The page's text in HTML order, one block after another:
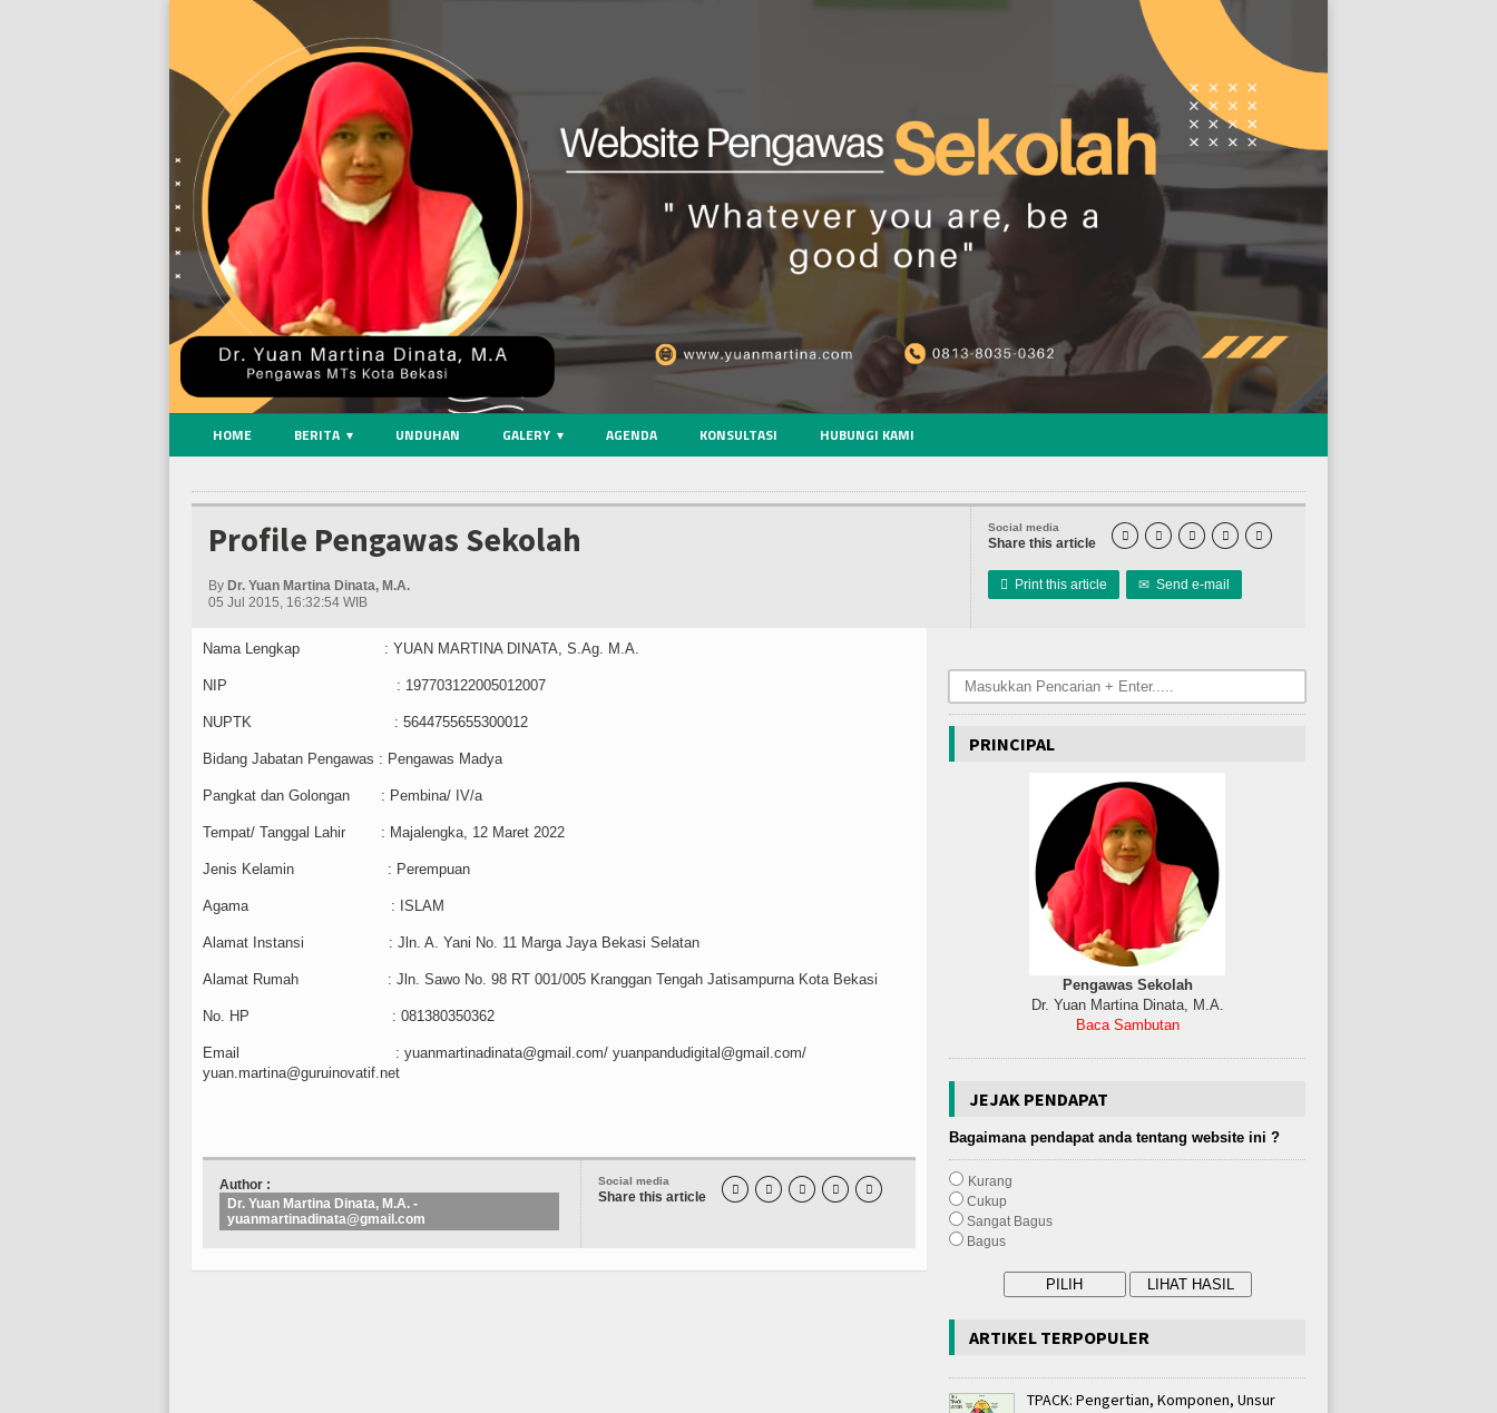
HOME BERITA UNDUHAN GALERY AGENDA KONSULTASI HUBUNGI KAMI
Social media
Share this article     
 Print this article ✉ Send e-mail
Profile Pengawas Sekolah
By Dr. Yuan Martina Dinata, M.A.
05 Jul 2015, 16:32:54 WIB
Nama Lengkap : YUAN MARTINA DINATA, S.Ag. M.A.
NIP : 197703122005012007
NUPTK : 5644755655300012
Bidang Jabatan Pengawas : Pengawas Madya
Pangkat dan Golongan : Pembina/ IV/a
Tempat/ Tanggal Lahir : Majalengka, 12 Maret 2022
Jenis Kelamin : Perempuan
Agama : ISLAM
Alamat Instansi : Jln. A. Yani No. 11 Marga Jaya Bekasi Selatan
Alamat Rumah : Jln. Sawo No. 98 RT 001/005 Kranggan Tengah Jatisampurna Kota Bekasi
No. HP : 081380350362
Email : yuanmartinadinata@gmail.com/ yuanpandudigital@gmail.com/
yuan.martina@guruinovatif.net
Social media
Share this article     
Author :
Dr. Yuan Martina Dinata, M.A. -
yuanmartinadinata@gmail.com
PRINCIPAL
Pengawas Sekolah
Dr. Yuan Martina Dinata, M.A.
Baca Sambutan
JEJAK PENDAPAT
Bagaimana pendapat anda tentang website ini ?
Kurang
Cukup
Sangat Bagus
Bagus
ARTIKEL TERPOPULER
TPACK: Pengertian, Komponen, Unsur